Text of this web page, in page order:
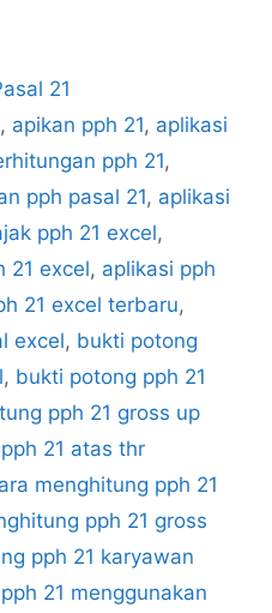
21
, apikan pph 21, aplikasi
pph 21,
pph pasal 21, aplikasi
pph 21 excel,
21 excel, aplikasi pph
21 excel terbaru,
excel, bukti potong
, bukti potong pph 21
pph 21 gross up
21 atas thr
menghitung pph 21
pph 21 gross
pph 21 karyawan
21 menggunakan